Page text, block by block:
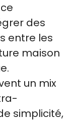
des
entre les
maison
un mix
simplicité,